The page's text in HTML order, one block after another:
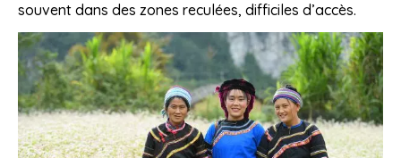
souvent dans des zones reculées, difficiles d’accès.